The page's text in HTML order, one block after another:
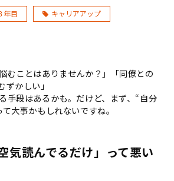
年目
キャリアアップ
むことはありませんか？」「同僚との
ずかしい」
手段はあるかも。だけど、まず、“自分
大事かもしれないですね。
気読んでるだけ」って悪い